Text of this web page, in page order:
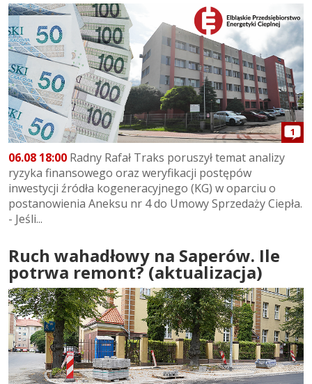
1
06.08 18:00 Radny Rafał Traks poruszył temat analizy
ryzyka finansowego oraz weryfikacji postępów
inwestycji źródła kogeneracyjnego (KG) w oparciu o
postanowienia Aneksu nr 4 do Umowy Sprzedaży Ciepła.
- Jeśli...
Ruch wahadłowy na Saperów. Ile
potrwa remont? (aktualizacja)